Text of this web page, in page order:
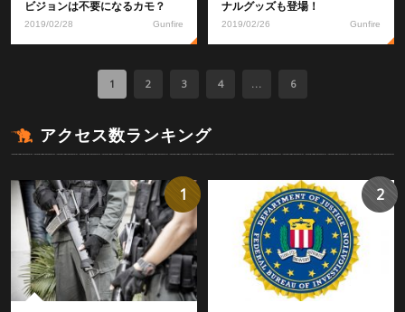
ビジョンは不要になるカモ？
2019/02/28 Gunfire
ナルグッズも登場！
2019/02/26 Gunfire
1 2 3 4 ... 6
アクセス数ランキング
1 2